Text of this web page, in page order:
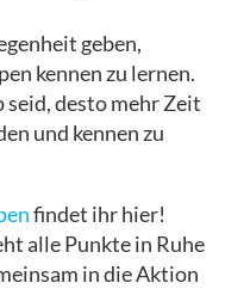
geben,
kennen zu lernen.
seid, desto mehr Zeit
und kennen zu
findet ihr hier!
alle Punkte in Ruhe
in die Aktion